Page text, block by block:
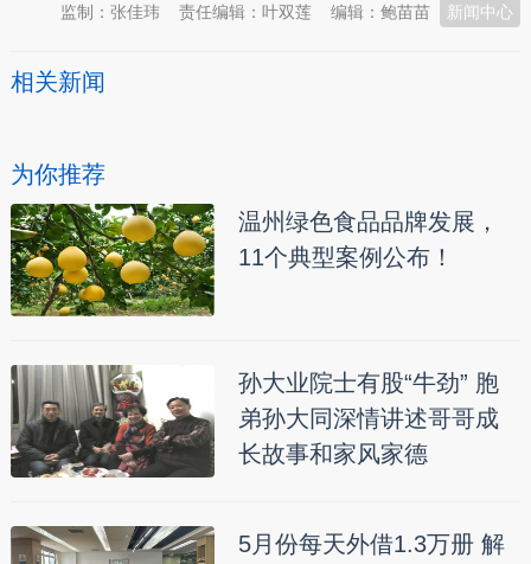
新闻中心
编辑：鲍苗苗
责任编辑：叶双莲
监制：张佳玮
相关新闻
为你推荐
温州绿色食品品牌发展，
11个典型案例公布！
孙大业院士有股“牛劲” 胞
弟孙大同深情讲述哥哥成
长故事和家风家德
5月份每天外借1.3万册 解